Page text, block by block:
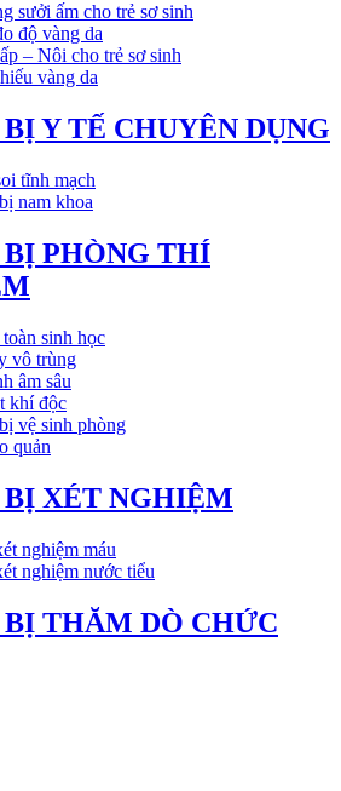
sưởi ấm cho trẻ sơ sinh
độ vàng da
– Nôi cho trẻ sơ sinh
vàng da
Y TẾ CHUYÊN DỤNG
tĩnh mạch
nam khoa
PHÒNG THÍ
sinh học
vô trùng
âm sâu
khí độc
vệ sinh phòng
quản
XÉT NGHIỆM
nghiệm máu
nghiệm nước tiểu
THĂM DÒ CHỨC